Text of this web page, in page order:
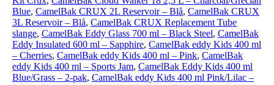
Blue, CamelBak CRUX 2L Reservoir – Blå, CamelBak CRUX
3L Reservoir – Blå, CamelBak CRUX Replacement Tube
slange, CamelBak Eddy Glass 700 ml – Black Steel, CamelBak
Eddy Insulated 600 ml – Sapphire, CamelBak eddy Kids 400 ml
– Cherries, CamelBak eddy Kids 400 ml – Pink, CamelBak
eddy Kids 400 ml – Sports Jam, CamelBak Eddy Kids 400 ml
Blue/Grass – 2-pak, CamelBak eddy Kids 400 ml Pink/Lilac –